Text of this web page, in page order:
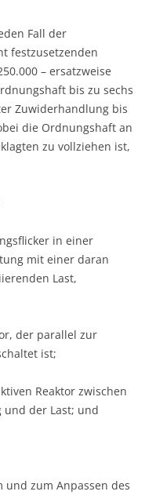
Fall der
festzusetzenden
– ersatzweise
bis zu sechs
Zuwiderhandlung bis
die Ordnungshaft an
zu vollziehen ist,
in einer
mit einer daran
Last,
der parallel zur
ist;
Reaktor zwischen
und der Last; und
und zum Anpassen des